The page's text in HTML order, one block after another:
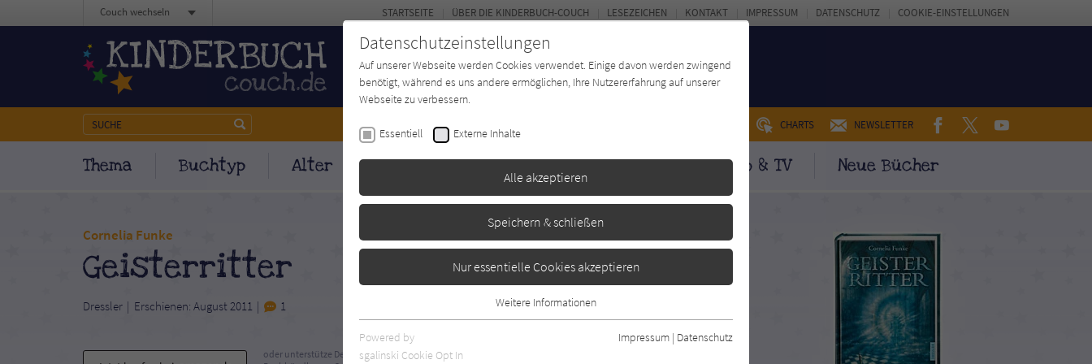
CHARTS NEWSLETTER FACEBOOKTWITTERYOUTUBE
Thema Buchtyp Alter Autor*in Verlage Magazin Kino & TV Neue Bücher
STARTSEITE ÜBER DIE KINDERBUCH-COUCH LESEZEICHEN KONTAKT IMPRESSUM DATENSCHUTZ COOKIE-EINSTELLUNGEN
Couch wechseln
Cornelia Funke
Geisterritter
Dressler Erschienen: August 2011 1
oder unterstütze Deinen
Datenschutzeinstellungen
Auf unserer Webseite werden Cookies verwendet. Einige davon werden zwingend
benötigt, während es uns andere ermöglichen, Ihre Nutzererfahrung auf unserer
Webseite zu verbessern.
Essentiell Externe Inhalte
Alle akzeptieren
Speichern & schließen
Nur essentielle Cookies akzeptieren
Essentielle Cookies werden für grundlegende Funktionen der Webseite
benötigt. Dadurch ist gewährleistet, dass die Webseite einwandfrei
Weitere Informationen
Powered by
sgalinski Cookie Opt In
Impressum | Datenschutz